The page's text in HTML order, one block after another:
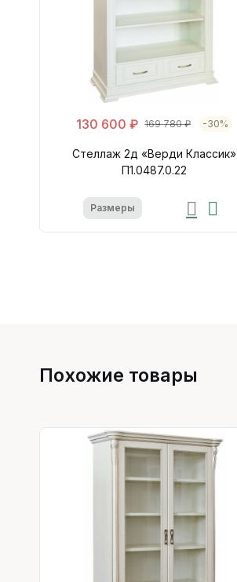
130 600 ₽ 169 780 ₽ -30%
Стеллаж 2д «Верди Классик»
П1.0487.0.22
Размеры
Похожие товары